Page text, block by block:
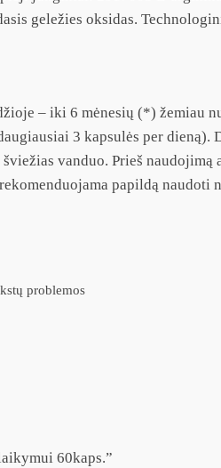
geležies oksidas.
– iki 6 mėnesių (*) žemiau
3 kapsulės per dieną).
vanduo. Prieš
papildą naudoti
problemos
60kaps.”